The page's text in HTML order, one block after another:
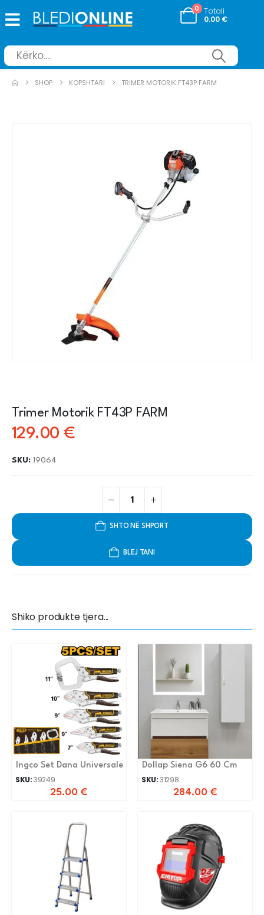
0 Totali
0.00 €
SHOP KOPSHTARI TRIMER MOTORIK FT43P FARM
Trimer Motorik FT43P FARM
129.00 €
SKU: 19064
SHTO NË SHPORT
BLEJ TANI
Shiko produkte tjera...
Ingco Set Dana Universale
SKU:39249
25.00 €
Dollap Siena G6 60 Cm
SKU:31298
284.00 €